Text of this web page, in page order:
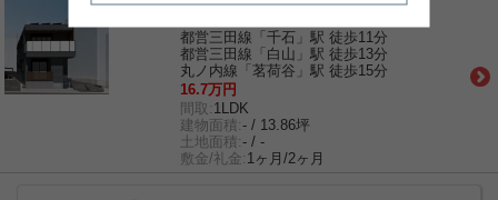
都営三田線「千石」駅 徒歩11分
都営三田線「白山」駅 徒歩13分
丸ノ内線「茗荷谷」駅 徒歩15分
16.7万円
間取: 1LDK
建物面積:- / 13.86坪
土地面積:- / -
敷金/礼金: 1ヶ月/2ヶ月